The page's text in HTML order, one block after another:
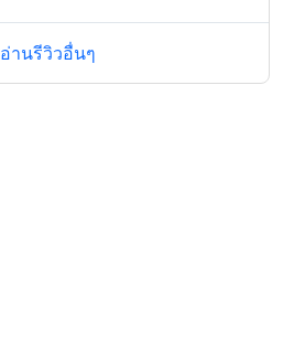
อ่านรีวิวอื่นๆ